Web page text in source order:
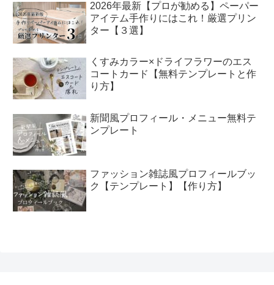
2026年最新【プロが勧める】ペーパー
アイテム手作りにはこれ！厳選プリン
ター【３選】
くすみカラー×ドライフラワーのエス
コートカード【無料テンプレートと作
り方】
新聞風プロフィール・メニュー無料テ
ンプレート
ファッション雑誌風プロフィールブッ
ク【テンプレート】【作り方】